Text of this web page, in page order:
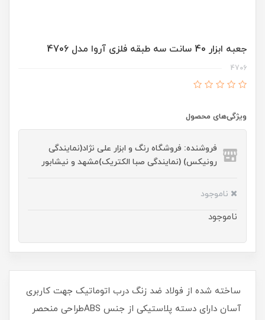
جعبه ابزار 40 سانت سه طبقه فلزی آروا مدل 4706
4706
ویژگی‌های محصول
فروشنده: فروشگاه رنگ و ابزار علی نژاد(نمایندگی
رونیکس) (نمایندگی صبا الکتریک)مشهد و نیشابور
ناموجود
ناموجود
ساخته شده از فولاد ضد زنگ درب اتوماتیک جهت کاربری
آسان دارای دسته پلاستیکی از جنس ABSطراحی منحصر